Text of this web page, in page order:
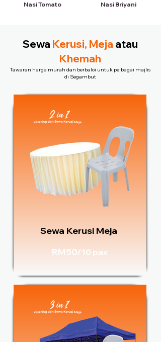
Nasi Tomato Nasi Briyani
Sewa Kerusi, Meja atau
Khemah
Tawaran harga murah dan berbaloi untuk pelbagai majlis
di Segambut
Sewa Kerusi Meja
RM50/10 pax